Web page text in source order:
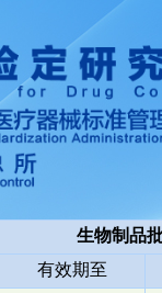
生物制品
有效期至